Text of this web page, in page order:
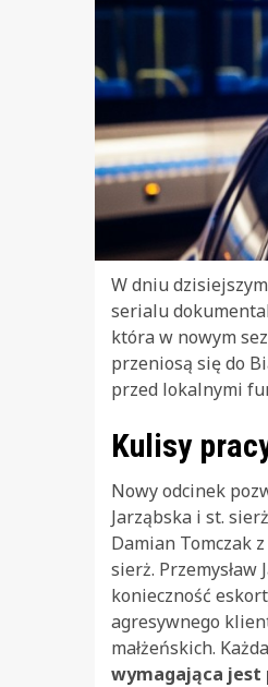
W dniu
serialu
która w nowym
przeniosą się do
przed lokalnymi
Kulisy
Nowy odcinek
Jarząbska i st.
Damian Tomczak
sierż.
konieczność
agresywnego
małżeńskich.
wymagająca jest